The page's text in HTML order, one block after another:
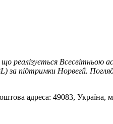
Всесвітньою
підтримки Норвегії.
адреса: 49083, Україна,